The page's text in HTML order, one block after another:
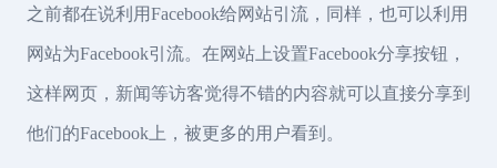
之前都在说利用Facebook给网站引流，同样，也可以利用
网站为Facebook引流。在网站上设置Facebook分享按钮，
这样网页，新闻等访客觉得不错的内容就可以直接分享到
他们的Facebook上，被更多的用户看到。